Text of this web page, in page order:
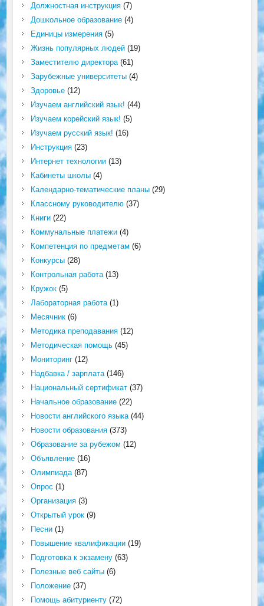
Должностная инструкция(7)
Дошкольное образование(4)
Единицы измерения(5)
Жизнь популярных людей(19)
Заместителю директора(61)
Зарубежные университеты(4)
Здоровье(12)
Изучаем английский язык! (44)
Изучаем корейский язык! (5)
Изучаем русский язык! (16)
Инструкция(23)
Интернет технологии(13)
Кабинеты школы(4)
Календарно-тематические планы(29)
Классному руководителю(37)
Книги(22)
Коммунальные платежи(4)
Компетенция по предметам (6)
Конкурсы(28)
Контрольная работа(13)
Кружок(5)
Лабораторная работа(1)
Месячник(6)
Методика преподавания(12)
Методическая помощь(45)
Мониторинг(12)
Надбавка / зарплата(146)
Национальный сертификат(37)
Начальное образование(22)
Новости английского языка(44)
Новости образования(373)
Образование за рубежом (12)
Объявление(16)
Олимпиада(87)
Опрос (1)
Организация(3)
Открытый урок(9)
Песни(1)
Повышение квалификации(19)
Подготовка к экзамену(63)
Полезные веб сайты(6)
Положение(37)
Помощь абитуриенту(72)